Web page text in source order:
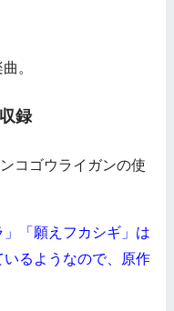
。
録
コゴウライガンの使
」「願えフカシギ」は
るようなので、原作